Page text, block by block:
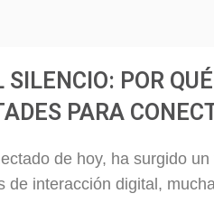
SILENCIO: POR
PARA
de hoy, ha surgido
de interacción digital,